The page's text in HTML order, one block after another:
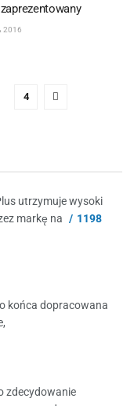
2016
4
utrzymuje wysoki
markę na
1198
końca dopracowana
zdecydowanie